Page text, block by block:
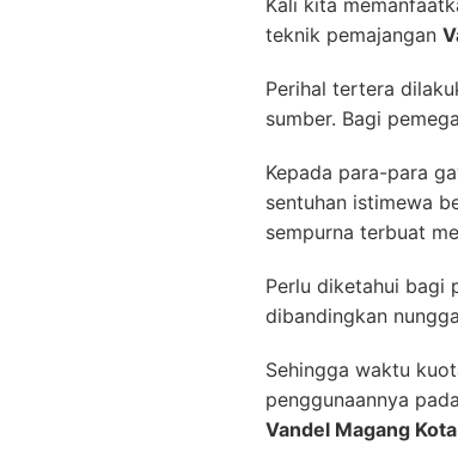
Kali kita
teknik pemajangan
Perihal tertera
sumber. Bagi
Kepada para-para
sentuhan istimewa
sempurna terbuat
Perlu diketahui bagi
dibandingkan
Sehingga waktu
penggunaannya
Vandel Magang